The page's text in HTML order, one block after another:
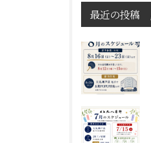
最近の投稿